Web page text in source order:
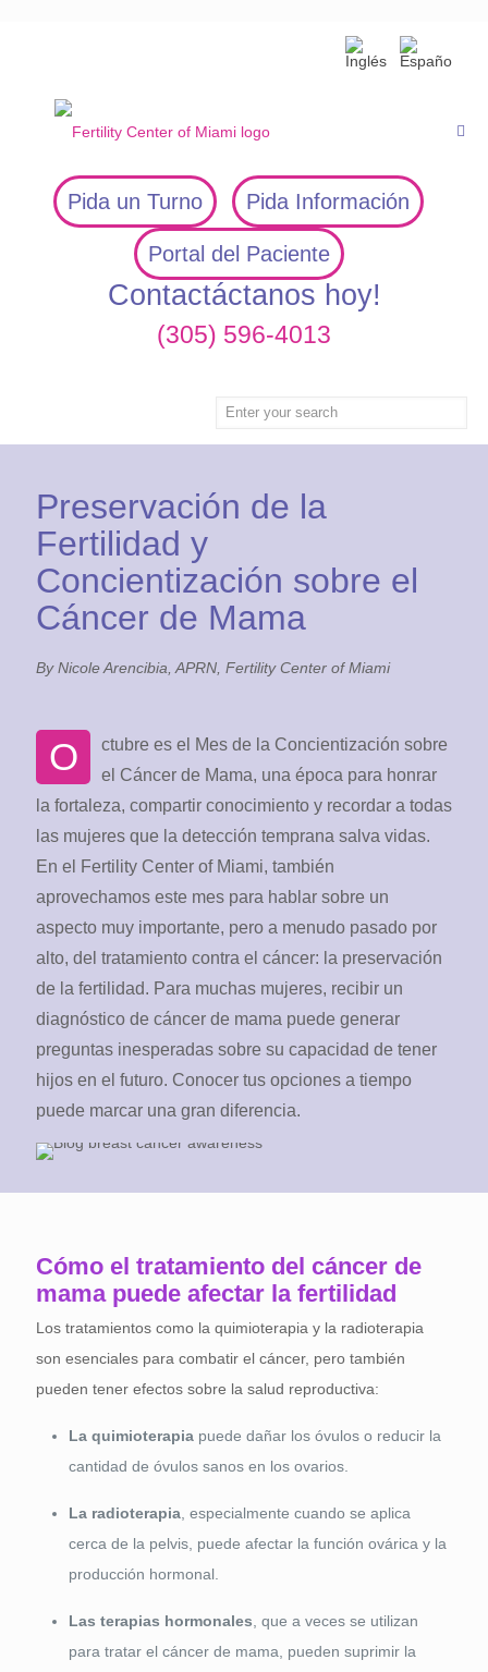
Pida un Turno Pida Información
Portal del Paciente
Contactáctanos hoy!
(305) 596-4013
Preservación de la
Fertilidad y
Concientización sobre el
Cáncer de Mama
By Nicole Arencibia, APRN, Fertility Center of Miami
O
ctubre es el Mes de la Concientización sobre
el Cáncer de Mama, una época para honrar
la fortaleza, compartir conocimiento y recordar a todas
las mujeres que la detección temprana salva vidas.
En el Fertility Center of Miami, también
aprovechamos este mes para hablar sobre un
aspecto muy importante, pero a menudo pasado por
alto, del tratamiento contra el cáncer: la preservación
de la fertilidad. Para muchas mujeres, recibir un
diagnóstico de cáncer de mama puede generar
preguntas inesperadas sobre su capacidad de tener
hijos en el futuro. Conocer tus opciones a tiempo
puede marcar una gran diferencia.
Cómo el tratamiento del cáncer de
mama puede afectar la fertilidad
Los tratamientos como la quimioterapia y la radioterapia
son esenciales para combatir el cáncer, pero también
pueden tener efectos sobre la salud reproductiva:
La quimioterapia puede dañar los óvulos o reducir la
cantidad de óvulos sanos en los ovarios.
La radioterapia, especialmente cuando se aplica
cerca de la pelvis, puede afectar la función ovárica y la
producción hormonal.
Las terapias hormonales, que a veces se utilizan
para tratar el cáncer de mama, pueden suprimir la